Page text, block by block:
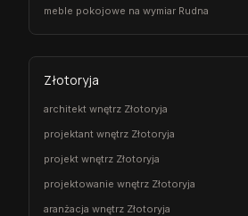
meble pokojowe na wymiar Rudna
Złotoryja
architekt wnętrz Złotoryja
projektant wnętrz Złotoryja
projekt wnętrz Złotoryja
projektowanie wnętrz Złotoryja
aranżacja wnętrz Złotoryja